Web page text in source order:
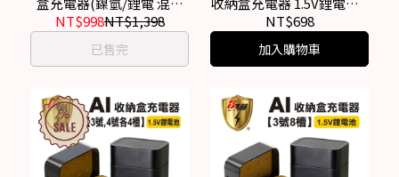
型 3號8槽) AA鋰電池/鎳氫
電池
NT$998NT$1,398
已售完
號/AA專用
NT$698
加入購物車